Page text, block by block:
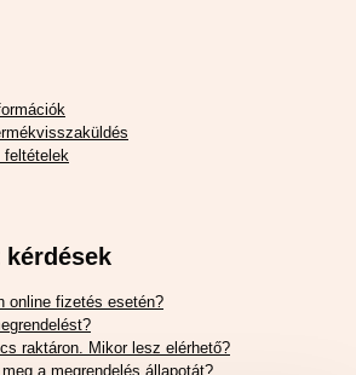
feltételek
online fizetés esetén?
raktáron. Mikor lesz elérhető?
a megrendelés állapotát?